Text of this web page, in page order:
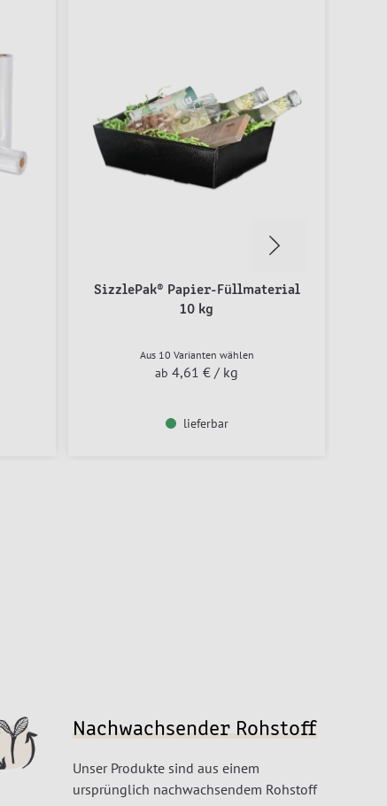
SizzlePak® Papier-Füllmaterial
10 kg
Aus 10 Varianten wählen
ab 4,61 € / kg
lieferbar
Nachwachsender Rohstoff
Unser Produkte sind aus einem
ursprünglich nachwachsendem Rohstoff